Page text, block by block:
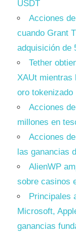
USDT
Acciones
cuando Grant
adquisición de
Tether
XAUt mientras
oro tokenizado
Acciones
millones en
Acciones
las ganancias
AlienWP
sobre casinos
Principales
Microsoft,
ganancias